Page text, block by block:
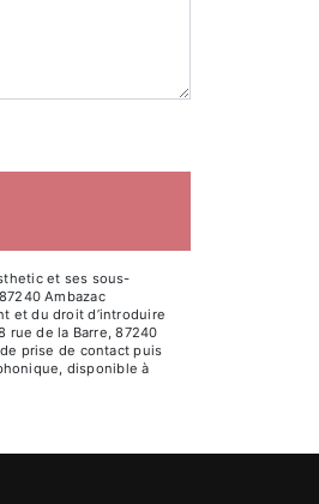
et ses sous-
Ambazac
et du droit d’introduire
rue de la Barre, 87240
prise de contact puis
disponible à